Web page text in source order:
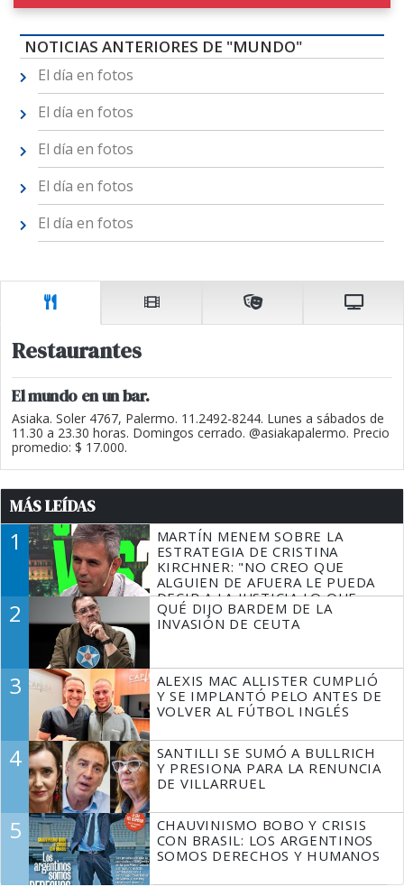
NOTICIAS ANTERIORES DE "MUNDO"
El día en fotos
El día en fotos
El día en fotos
El día en fotos
El día en fotos
Restaurantes
El mundo en un bar.
Asiaka. Soler 4767, Palermo. 11.2492-8244. Lunes a sábados de
11.30 a 23.30 horas. Domingos cerrado. @asiakapalermo. Precio
promedio: $ 17.000.
MÁS LEÍDAS
1
MARTÍN MENEM SOBRE LA
ESTRATEGIA DE CRISTINA
KIRCHNER: "NO CREO QUE
ALGUIEN DE AFUERA LE PUEDA
DECIR A LA JUSTICIA LO QUE
TIENE QUE HACER"
2
QUÉ DIJO BARDEM DE LA
INVASIÓN DE CEUTA
3
ALEXIS MAC ALLISTER CUMPLIÓ
Y SE IMPLANTÓ PELO ANTES DE
VOLVER AL FÚTBOL INGLÉS
4
SANTILLI SE SUMÓ A BULLRICH
Y PRESIONA PARA LA RENUNCIA
DE VILLARRUEL
5
CHAUVINISMO BOBO Y CRISIS
CON BRASIL: LOS ARGENTINOS
SOMOS DERECHOS Y HUMANOS